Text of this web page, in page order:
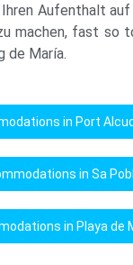
Ihren Aufenthalt
machen, fast so
de María.
in Port
in Sa
in Playa de